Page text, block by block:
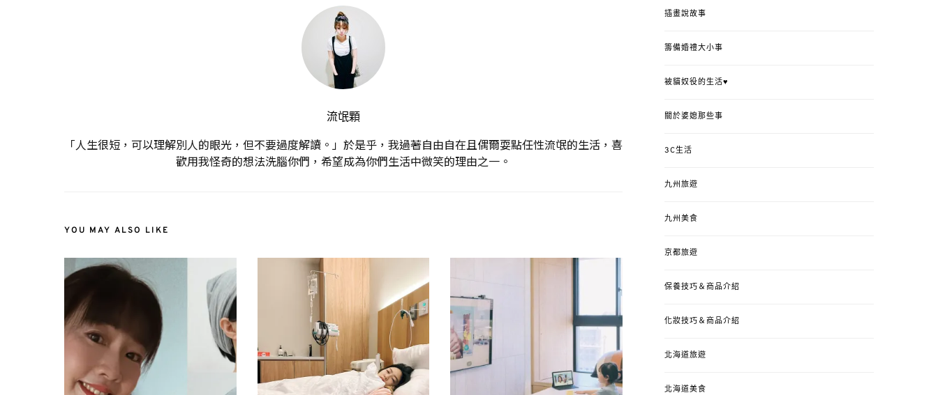
流氓顆
「人生很短，可以理解別人的眼光，但不要過度解讀。」於是乎，我過著自由自在且偶爾耍點任性流氓的生活，喜
歡用我怪奇的想法洗腦你們，希望成為你們生活中微笑的理由之一。
YOU MAY ALSO LIKE
插畫說故事
籌備婚禮大小事
被貓奴役的生活♥
關於婆媳那些事
3C生活
九州旅遊
九州美食
京都旅遊
保養技巧＆商品介紹
化妝技巧＆商品介紹
北海道旅遊
北海道美食